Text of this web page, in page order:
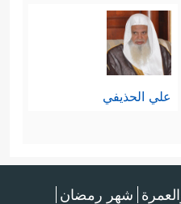
علي الحذيفي
شهر رمضان